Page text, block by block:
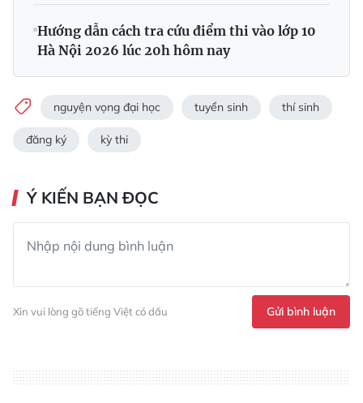
Hướng dẫn cách tra cứu điểm thi vào lớp 10
Hà Nội 2026 lúc 20h hôm nay
nguyện vọng đại học tuyển sinh thí sinh
đăng ký kỳ thi
Ý KIẾN BẠN ĐỌC
Xin vui lòng gõ tiếng Việt có dấu Gửi bình luận